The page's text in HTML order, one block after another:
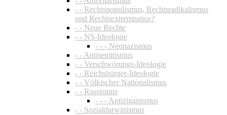
- - Rechtspopulismus, Rechtsradikalismus
und Rechtsextremismus?
- - Neue Rechte
- - NS-Ideologie
- - - Neonazismus
- - Antisemitismus
- - Verschwörungs-Ideologie
- - Reichsbürger-Ideologie
- - Völkischer Nationalismus
- - Rassismus
- - - Antiziganismus
- - Sozialdarwinismus